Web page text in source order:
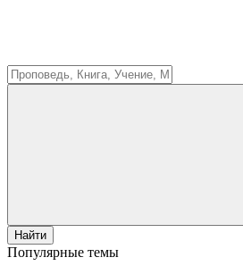
Найти
Популярные темы